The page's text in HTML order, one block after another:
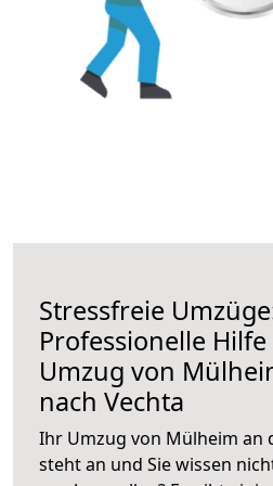
Stressfreie
Professionelle
Umzug von
nach Vechta
Ihr Umzug von Mülheim an
steht an und Sie wissen